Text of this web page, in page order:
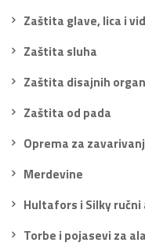
Zaštita glave, lica i
Zaštita sluha
Zaštita disajnih
Zaštita od pada
Oprema za
Merdevine
Hultafors i Silky
Torbe i pojasevi za